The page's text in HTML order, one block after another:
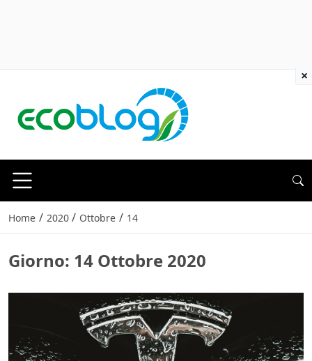
Home / 2020 / Ottobre / 14
Giorno: 14 Ottobre 2020
×